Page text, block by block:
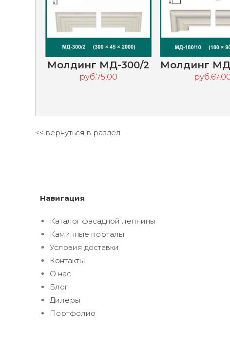
Молдинг МД-300/2
руб.75,00
Молдинг
<< вернуться в раздел
Навигация
Каталог фасадной лепнины
Каминные порталы
Условия доставки
Контакты
О нас
Блог
Дилеры
Портфолио